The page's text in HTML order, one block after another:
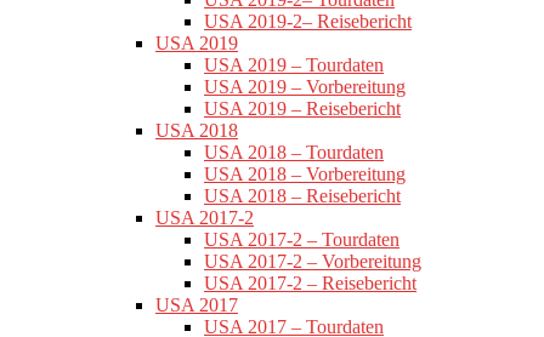
USA 2019-2– Reisebericht
USA 2019
USA 2019 – Tourdaten
USA 2019 – Vorbereitung
USA 2019 – Reisebericht
USA 2018
USA 2018 – Tourdaten
USA 2018 – Vorbereitung
USA 2018 – Reisebericht
USA 2017-2
USA 2017-2 – Tourdaten
USA 2017-2 – Vorbereitung
USA 2017-2 – Reisebericht
USA 2017
USA 2017 – Tourdaten